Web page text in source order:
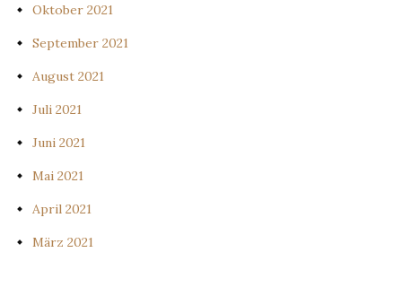
Oktober 2021
September 2021
August 2021
Juli 2021
Juni 2021
Mai 2021
April 2021
März 2021